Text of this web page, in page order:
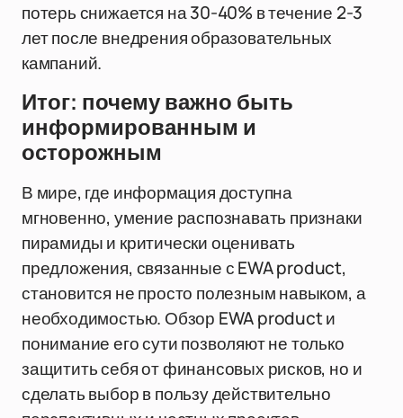
потерь снижается на 30-40% в течение 2-3
лет после внедрения образовательных
кампаний.
Итог: почему важно быть
информированным и
осторожным
В мире, где информация доступна
мгновенно, умение распознавать признаки
пирамиды и критически оценивать
предложения, связанные с EWA product,
становится не просто полезным навыком, а
необходимостью. Обзор EWA product и
понимание его сути позволяют не только
защитить себя от финансовых рисков, но и
сделать выбор в пользу действительно